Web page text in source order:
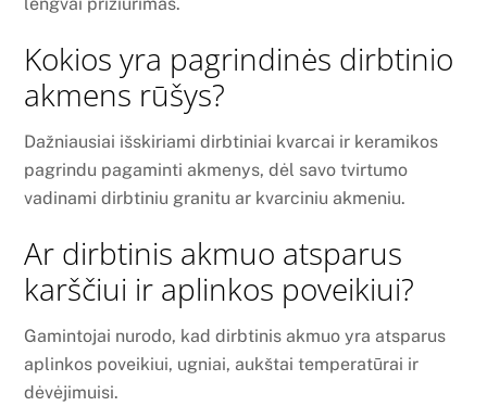
Kokios yra pagrindinės dirbtinio
akmens rūšys?
Dažniausiai išskiriami dirbtiniai kvarcai ir keramikos
pagrindu pagaminti akmenys, dėl savo tvirtumo
vadinami dirbtiniu granitu ar kvarciniu akmeniu.
Ar dirbtinis akmuo atsparus
karščiui ir aplinkos poveikiui?
Gamintojai nurodo, kad dirbtinis akmuo yra atsparus
aplinkos poveikiui, ugniai, aukštai temperatūrai ir
dėvėjimuisi.